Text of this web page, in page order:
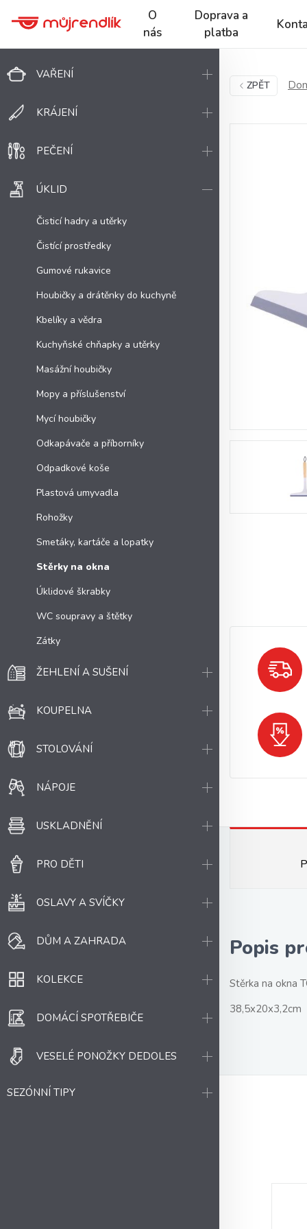
O
nás
Doprava a
platba
VAŘENÍ
KRÁJENÍ
PEČENÍ
ÚKLID
Čisticí hadry a utěrky
Čistící prostředky
Gumové rukavice
Houbičky a drátěnky do kuchyně
Kbelíky a vědra
Kuchyňské chňapky a utěrky
Masážní houbičky
Mopy a příslušenství
Mycí houbičky
Odkapávače a příborníky
Odpadkové koše
Plastová umyvadla
Rohožky
Smetáky, kartáče a lopatky
Stěrky na okna
Úklidové škrabky
WC soupravy a štětky
Zátky
ŽEHLENÍ A SUŠENÍ
KOUPELNA
STOLOVÁNÍ
NÁPOJE
USKLADNĚNÍ
PRO DĚTI
OSLAVY A SVÍČKY
DŮM A ZAHRADA
KOLEKCE
DOMÁCÍ SPOTŘEBIČE
VESELÉ PONOŽKY DEDOLES
SEZÓNNÍ TIPY
ZPĚT
Popis
Stěrka na okna
38,5x20x3,2cm